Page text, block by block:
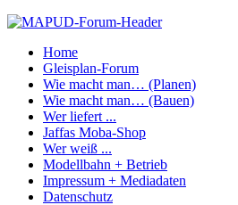
Home
Gleisplan-Forum
Wie macht man… (Planen)
Wie macht man… (Bauen)
Wer liefert ...
Jaffas Moba-Shop
Wer weiß ...
Modellbahn + Betrieb
Impressum + Mediadaten
Datenschutz